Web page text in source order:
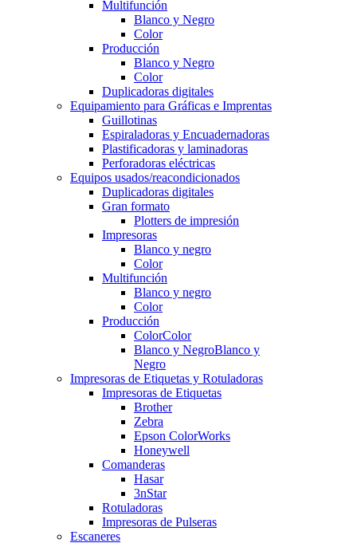
Multifunción
Blanco y Negro
Color
Producción
Blanco y Negro
Color
Duplicadoras digitales
Equipamiento para Gráficas e Imprentas
Guillotinas
Espiraladoras y Encuadernadoras
Plastificadoras y laminadoras
Perforadoras eléctricas
Equipos usados/reacondicionados
Duplicadoras digitales
Gran formato
Plotters de impresión
Impresoras
Blanco y negro
Color
Multifunción
Blanco y negro
Color
Producción
ColorColor
Blanco y NegroBlanco y
Negro
Impresoras de Etiquetas y Rotuladoras
Impresoras de Etiquetas
Brother
Zebra
Epson ColorWorks
Honeywell
Comanderas
Hasar
3nStar
Rotuladoras
Impresoras de Pulseras
Escaneres